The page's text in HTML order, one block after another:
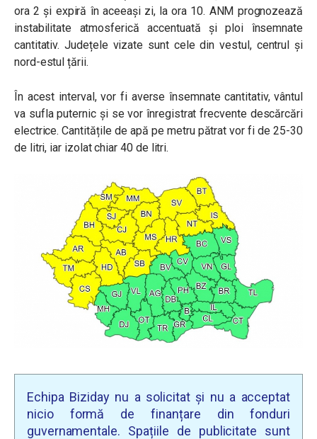
ora 2 și expiră în aceeași zi, la ora 10. ANM prognozează
instabilitate atmosferică accentuată și ploi însemnate
cantitativ. Județele vizate sunt cele din vestul, centrul și
nord-estul țării.
În acest interval, vor fi averse însemnate cantitativ, vântul
va sufla puternic și se vor înregistrat frecvente descărcări
electrice. Cantitățile de apă pe metru pătrat vor fi de 25-30
de litri, iar izolat chiar 40 de litri.
Echipa Biziday nu a solicitat și nu a acceptat
nicio formă de finanțare din fonduri
guvernamentale. Spațiile de publicitate sunt